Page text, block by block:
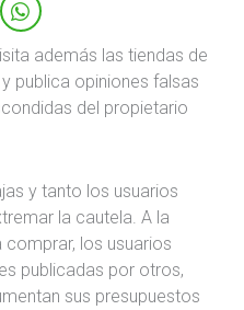
además las tiendas de
publica opiniones falsas
del propietario
y tanto los usuarios
la cautela. A la
comprar, los usuarios
publicadas por otros,
sus presupuestos